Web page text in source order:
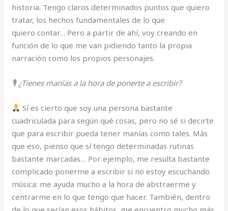
historia. Tengo claros determinados puntos que quiero
tratar, los hechos fundamentales de lo que
quiero contar… Pero a partir de ahí, voy creando en
función de lo que me van pidiendo tanto la propia
narración como los propios personajes.
🎙 ¿Tienes manías a la hora de ponerte a escribir?
Sí es cierto que soy una persona bastante
cuadriculada para según qué cosas, pero no sé si decirte
que para escribir pueda tener manías como tales. Más
que eso, pienso que sí tengo determinadas rutinas
bastante marcadas… Por ejemplo, me resulta bastante
complicado ponerme a escribir si no estoy escuchando
música: me ayuda mucho a la hora de abstraerme y
centrarme en lo que tengo que hacer. También, dentro